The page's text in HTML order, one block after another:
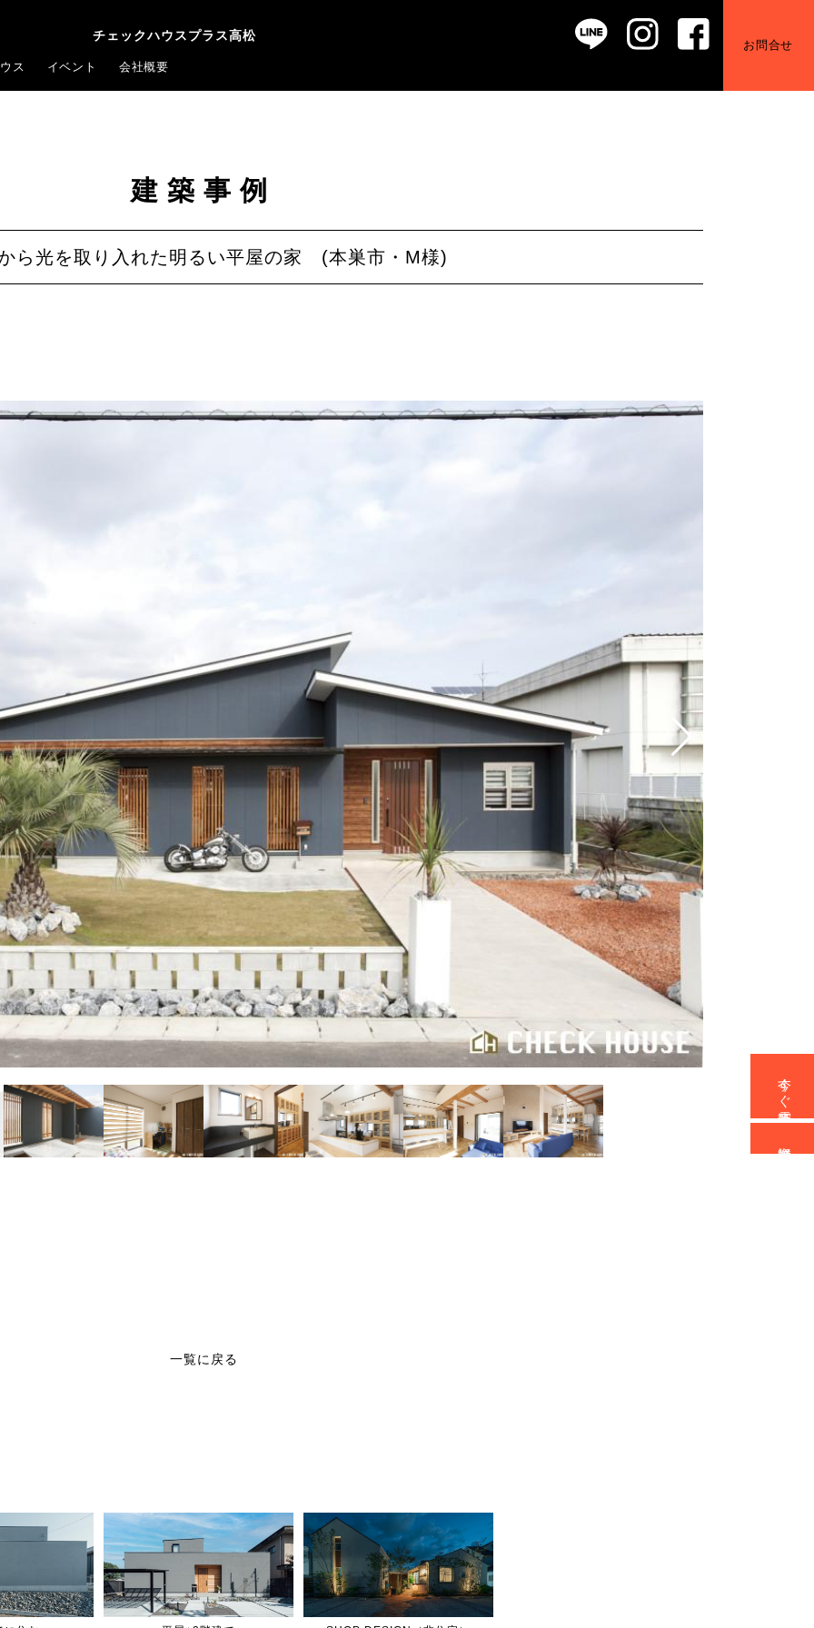
チェックハウスプラス高松
ス イベント 会社概要
お問合せ
建築事例
ら光を取り入れた明るい平屋の家 (本巣市・M様)
一覧に戻る
今すぐ電話予約